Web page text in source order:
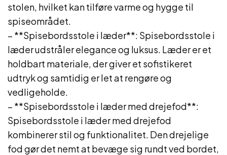
stolen, hvilket kan tilføre varme og hygge til
spiseområdet.
– **Spisebordsstole i læder**: Spisebordsstole i
læder udstråler elegance og luksus. Læder er et
holdbart materiale, der giver et sofistikeret
udtryk og samtidig er let at rengøre og
vedligeholde.
– **Spisebordsstole i læder med drejefod**:
Spisebordsstole i læder med drejefod
kombinerer stil og funktionalitet. Den drejelige
fod gør det nemt at bevæge sig rundt ved bordet,